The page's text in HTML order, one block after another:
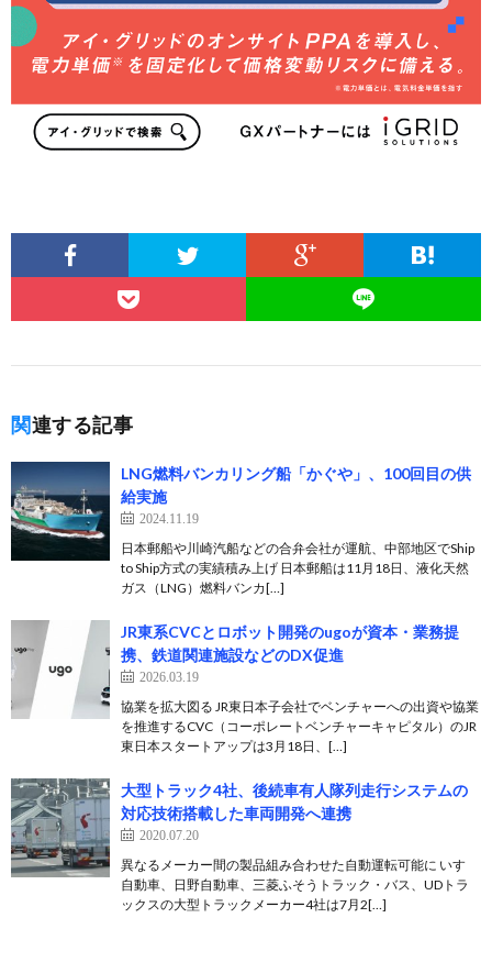
関連する記事
LNG燃料バンカリング船「かぐや」、100回目の供
給実施
2024.11.19
日本郵船や川崎汽船などの合弁会社が運航、中部地区でShip
to Ship方式の実績積み上げ 日本郵船は11月18日、液化天然
ガス（LNG）燃料バンカ[…]
JR東系CVCとロボット開発のugoが資本・業務提
携、鉄道関連施設などのDX促進
2026.03.19
協業を拡大図る JR東日本子会社でベンチャーへの出資や協業
を推進するCVC（コーポレートベンチャーキャピタル）のJR
東日本スタートアップは3月18日、[…]
大型トラック4社、後続車有人隊列走行システムの
対応技術搭載した車両開発へ連携
2020.07.20
異なるメーカー間の製品組み合わせた自動運転可能に いすゞ
自動車、日野自動車、三菱ふそうトラック・バス、UDトラ
ックスの大型トラックメーカー4社は7月2[…]